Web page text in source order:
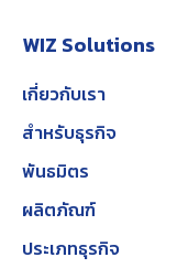
WIZ Solutions
เกี่ยวกับเรา
สำหรับธุรกิจ
พันธมิตร
ผลิตภัณฑ์
ประเภทธุรกิจ